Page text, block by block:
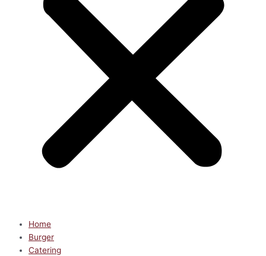
Home
Burger
Catering